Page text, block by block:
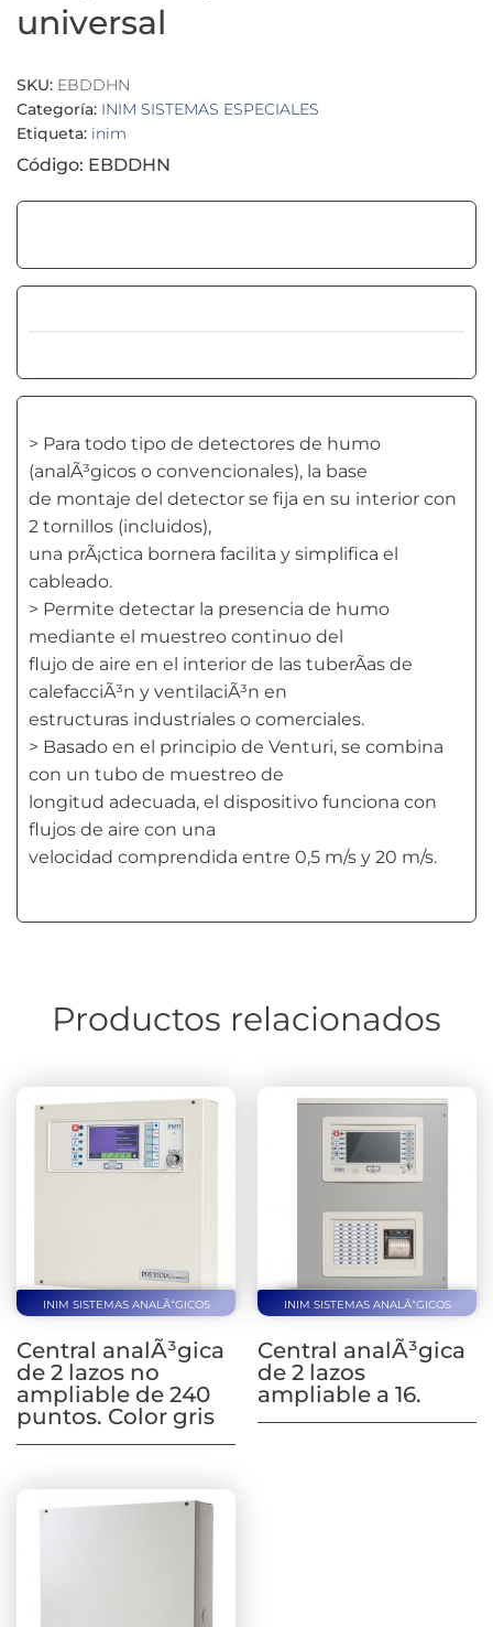
universal
SKU: EBDDHN
Categoría: INIM SISTEMAS ESPECIALES
Etiqueta: inim
Código: EBDDHN
> Para todo tipo de detectores de humo
(analÃ³gicos o convencionales), la base
de montaje del detector se fija en su interior con
2 tornillos (incluidos),
una prÃ¡ctica bornera facilita y simplifica el
cableado.
> Permite detectar la presencia de humo
mediante el muestreo continuo del
flujo de aire en el interior de las tuberÃ­as de
calefacciÃ³n y ventilaciÃ³n en
estructuras industriales o comerciales.
> Basado en el principio de Venturi, se combina
con un tubo de muestreo de
longitud adecuada, el dispositivo funciona con
flujos de aire con una
velocidad comprendida entre 0,5 m/s y 20 m/s.
Productos relacionados
INIM SISTEMAS ANALÃ“GICOS
Central analÃ³gica
de 2 lazos no
ampliable de 240
puntos. Color gris
INIM SISTEMAS ANALÃ“GICOS
Central analÃ³gica
de 2 lazos
ampliable a 16.